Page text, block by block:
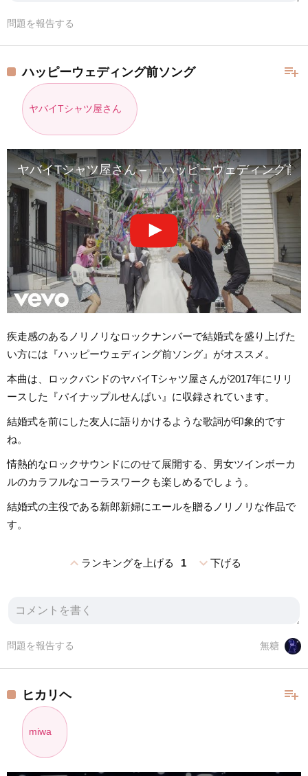
問題を報告する
playlist_add
ハッピーウェディング前ソング
ヤバイTシャツ屋さん
ヤバイTシャツ屋さん – 「ハッピーウェディング前
疾走感のあるノリノリなロックナンバーで結婚式を盛り上げた
い方には『ハッピーウェディング前ソング』がオススメ。
本曲は、ロックバンドのヤバイTシャツ屋さんが2017年にリリ
ースした『パイナップルせんぱい』に収録されています。
結婚式を前にした友人に語りかけるような歌詞が印象的です
ね。
情熱的なロックサウンドにのせて展開する、男女ツインボーカ
ルのカラフルなコーラスワークも楽しめるでしょう。
結婚式の主役である新郎新婦にエールを贈るノリノリな作品で
す。
expand_lessランキングを上げる 1 expand_more下げる
無糖
問題を報告する
playlist_add
ヒカリヘ
miwa